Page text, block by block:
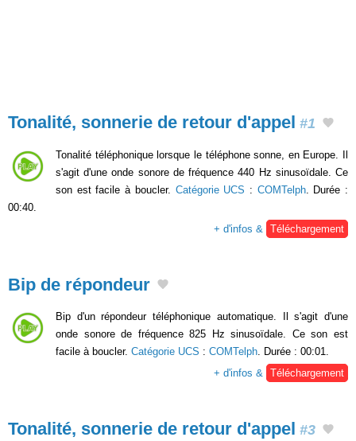
Tonalité, sonnerie de retour d'appel #1
Tonalité téléphonique lorsque le téléphone sonne, en Europe. Il
s'agit d'une onde sonore de fréquence 440 Hz sinusoïdale. Ce
son est facile à boucler. Catégorie UCS : COMTelph. Durée :
00:40.
+ d'infos &
Téléchargement
Bip de répondeur
Bip d'un répondeur téléphonique automatique. Il s'agit d'une
onde sonore de fréquence 825 Hz sinusoïdale. Ce son est
facile à boucler. Catégorie UCS : COMTelph. Durée : 00:01.
+ d'infos & Téléchargement
Tonalité, sonnerie de retour d'appel #3